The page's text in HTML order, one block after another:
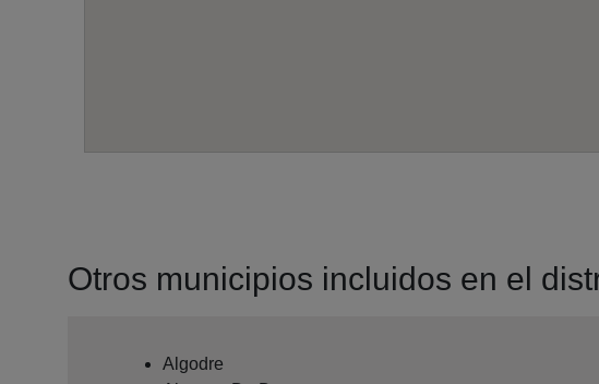
Otros municipios incluidos en el
Algodre